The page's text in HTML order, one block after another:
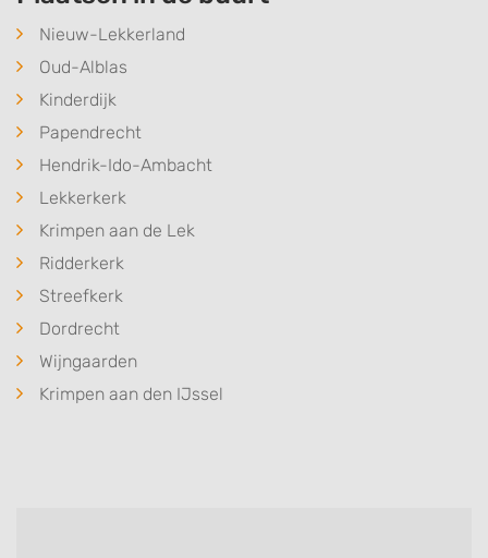
Nieuw-Lekkerland
Oud-Alblas
Kinderdijk
Papendrecht
Hendrik-Ido-Ambacht
Lekkerkerk
Krimpen aan de Lek
Ridderkerk
Streefkerk
Dordrecht
Wijngaarden
Krimpen aan den IJssel